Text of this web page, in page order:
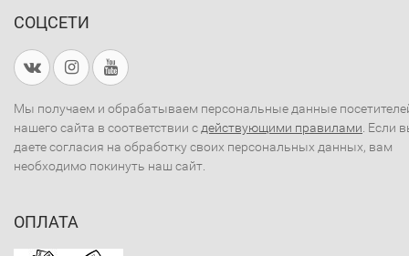
СОЦСЕТИ
Мы получаем и обрабатываем персональные данные
нашего сайта в соответствии с действующими правилами . Если
даете согласия на обработку своих персональных данных, вам
необходимо покинуть наш сайт.
ОПЛАТА